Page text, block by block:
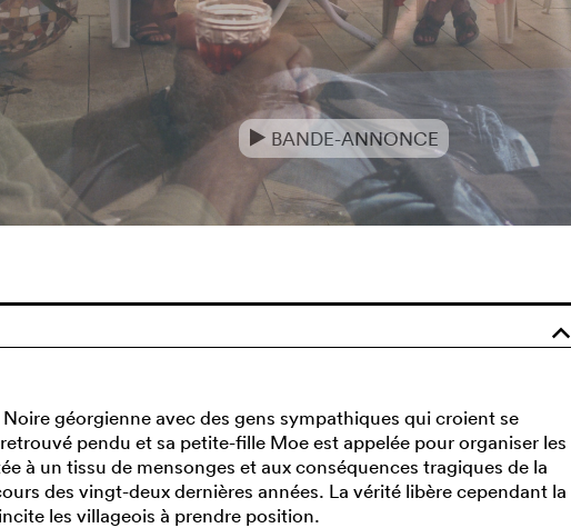
e BANDE-ANNONCE
o
géorgienne avec des gens sympathiques qui croient se
pendu et sa petite-fille Moe est appelée pour organiser les
à un tissu de mensonges et aux conséquences tragiques de la
des vingt-deux dernières années. La vérité libère cependant la
les villageois à prendre position.